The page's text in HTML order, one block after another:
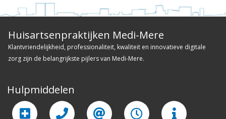
Huisartsenpraktijken Medi-Mere
Klantvriendelijkheid, professionaliteit, kwaliteit en innovatieve digitale
zorg zijn de belangrijkste pijlers van Medi-Mere.
Hulpmiddelen